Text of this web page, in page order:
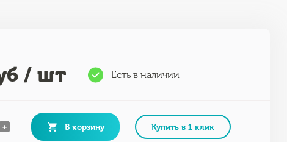
/ шт Есть в наличии
+ В корзину Купить в 1 клик